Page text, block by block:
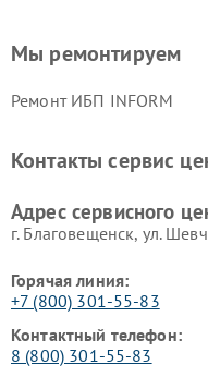
Мы ремонтируем
Ремонт ИБП INFORM
Контакты сервис
Адрес сервисного
г. Благовещенск, ул.
Горячая линия:
+7 (800) 301-55-83
Контактный телефон:
8 (800) 301-55-83